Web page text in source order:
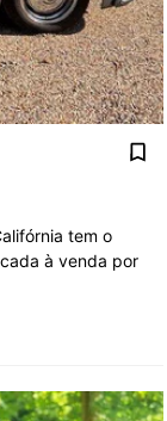
tem o
à venda por